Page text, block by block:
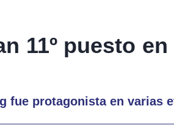
11º puesto
fue protagonista en varias